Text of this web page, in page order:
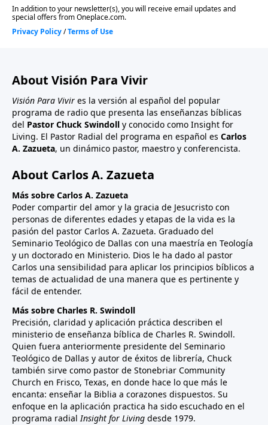
About Visión Para Vivir
Visión Para Vivir es la versión al español del popular
programa de radio que presenta las enseñanzas bíblicas
del Pastor Chuck Swindoll y conocido como Insight for
Living. El Pastor Radial del programa en español es Carlos
A. Zazueta, un dinámico pastor, maestro y conferencista.
About Carlos A. Zazueta
Más sobre Carlos A. Zazueta
Poder compartir del amor y la gracia de Jesucristo con
personas de diferentes edades y etapas de la vida es la
pasión del pastor Carlos A. Zazueta. Graduado del
Seminario Teológico de Dallas con una maestría en Teología
y un doctorado en Ministerio. Dios le ha dado al pastor
Carlos una sensibilidad para aplicar los principios bíblicos a
temas de actualidad de una manera que es pertinente y
fácil de entender.
Más sobre Charles R. Swindoll
Precisión, claridad y aplicación práctica describen el
ministerio de enseñanza bíblica de Charles R. Swindoll.
Quien fuera anteriormente presidente del Seminario
Teológico de Dallas y autor de éxitos de librería, Chuck
también sirve como pastor de Stonebriar Community
Church en Frisco, Texas, en donde hace lo que más le
encanta: enseñar la Biblia a corazones dispuestos. Su
enfoque en la aplicación practica ha sido escuchado en el
programa radialInsight for Living desde 1979.